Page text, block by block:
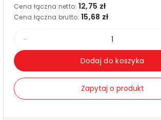
Cena łączna netto: 12,75 zł
Cena łączna brutto: 15,68 zł
dla
gumowa,
Dodaj do koszyka
Zapytaj o produkt